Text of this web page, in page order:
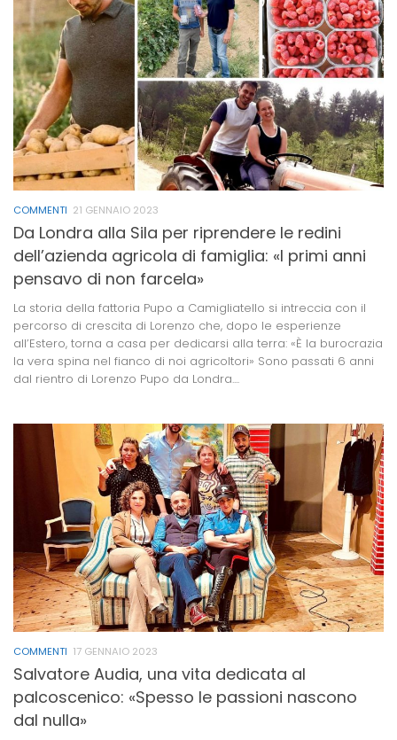
COMMENTI 21 GENNAIO 2023
Da Londra alla Sila per riprendere le redini
dell’azienda agricola di famiglia: «I primi anni
pensavo di non farcela»
La storia della fattoria Pupo a Camigliatello si intreccia con il
percorso di crescita di Lorenzo che, dopo le esperienze
all’Estero, torna a casa per dedicarsi alla terra: «È la burocrazia
la vera spina nel fianco di noi agricoltori» Sono passati 6 anni
dal rientro di Lorenzo Pupo da Londra....
COMMENTI 17 GENNAIO 2023
Salvatore Audia, una vita dedicata al
palcoscenico: «Spesso le passioni nascono
dal nulla»